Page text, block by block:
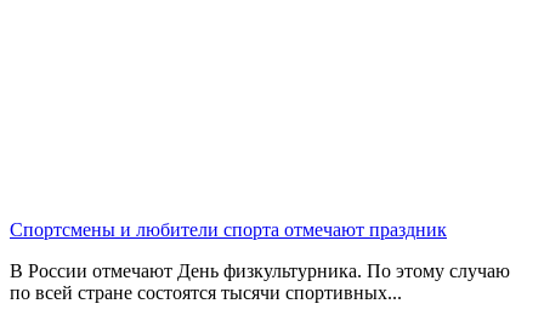
Спортсмены и любители спорта отмечают праздник
В России отмечают День физкультурника. По этому случаю
по всей стране состоятся тысячи спортивных...